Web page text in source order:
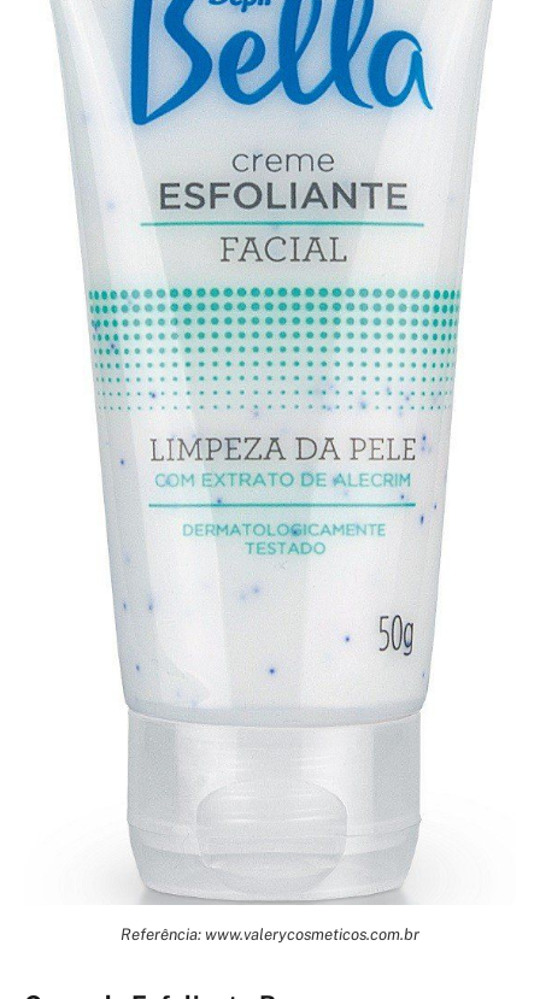
Referência: www.valerycosmeticos.com.br